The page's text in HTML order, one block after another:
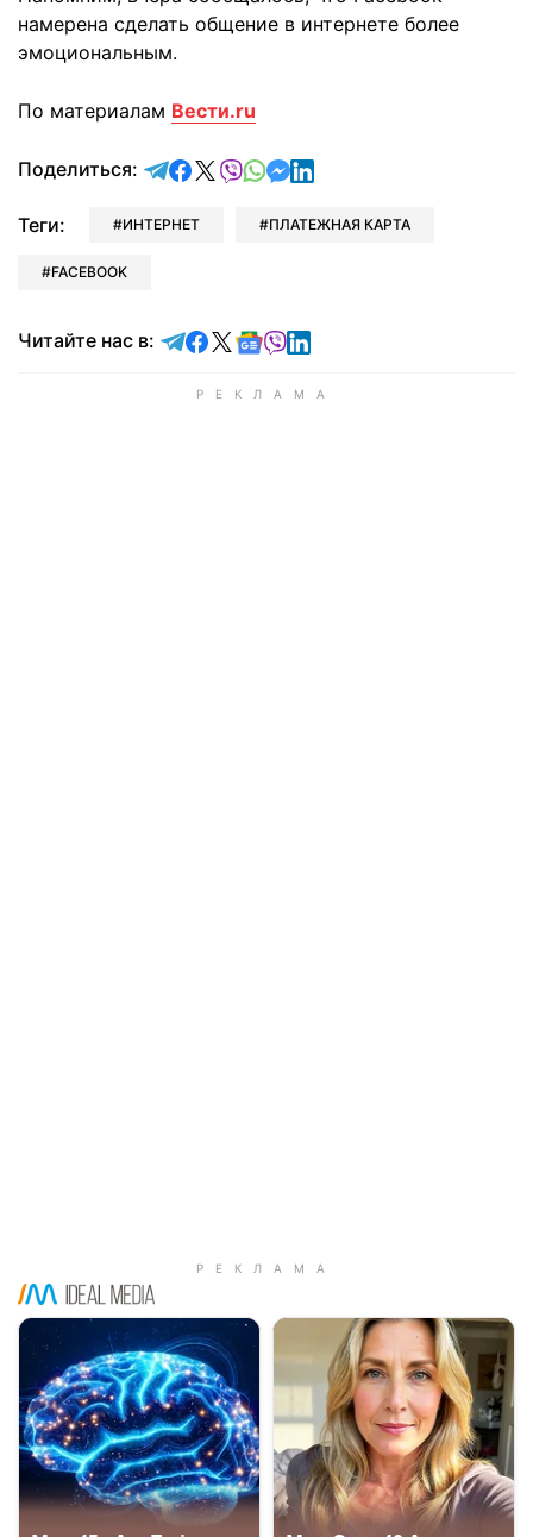
намерена сделать общение в интернете более
эмоциональным.
По материалам Вести.ru
Поделиться: отправить в Telegram
поделиться в Facebook
поделиться в X
отправить в Viber
отправить в Whatsapp
отправить в Messenger
отправить в LinkedIn
Теги: ИНТЕРНЕТ ПЛАТЕЖНАЯ КАРТА
FACEBOOK
Читайте нас в: Читайте в Telegram
Читайте в Facebook
Читайте в X
Читайте в Google news
Читайте в Viber
Читайте в LinkedIn